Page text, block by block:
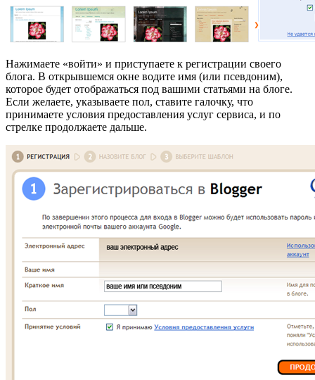
Нажимаете «войти» и приступаете к регистрации своего
блога. В открывшемся окне водите имя (или псевдоним),
которое будет отображаться под вашими статьями на блоге.
Если желаете, указываете пол, ставите галочку, что
принимаете условия предоставления услуг сервиса, и по
стрелке продолжаете дальше.